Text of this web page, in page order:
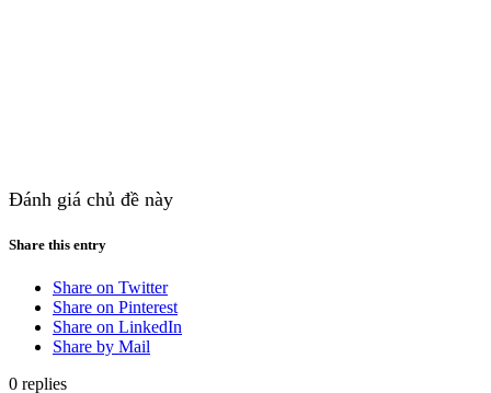
Đánh giá chủ đề này
Share this entry
Share on Twitter
Share on Pinterest
Share on LinkedIn
Share by Mail
0 replies